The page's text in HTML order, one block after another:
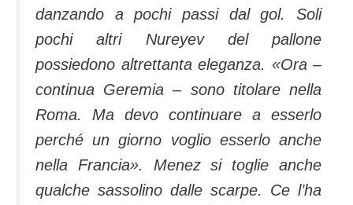
danzando a pochi passi dal gol. Soli
pochi altri Nureyev del pallone
possiedono altrettanta eleganza. «Ora –
continua Geremia – sono titolare nella
Roma. Ma devo continuare a esserlo
perché un giorno voglio esserlo anche
nella Francia». Menez si toglie anche
qualche sassolino dalle scarpe. Ce l’ha